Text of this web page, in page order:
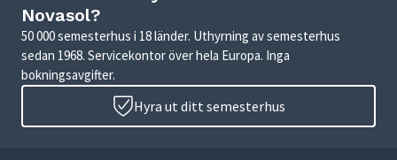
Novasol?
50 000 semesterhus i 18 länder. Uthyrning av semesterhus
sedan 1968. Servicekontor över hela Europa. Inga
bokningsavgifter.
Hyra ut ditt semesterhus